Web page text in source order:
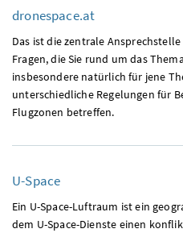
dronespace.at
Das ist die zentrale
Fragen, die Sie rund um das
insbesondere natürlich für jene
unterschiedliche Regelungen für
Flugzonen betreffen.
U-Space
Ein U-Space-Luftraum ist ein
dem U-Space-Dienste einen